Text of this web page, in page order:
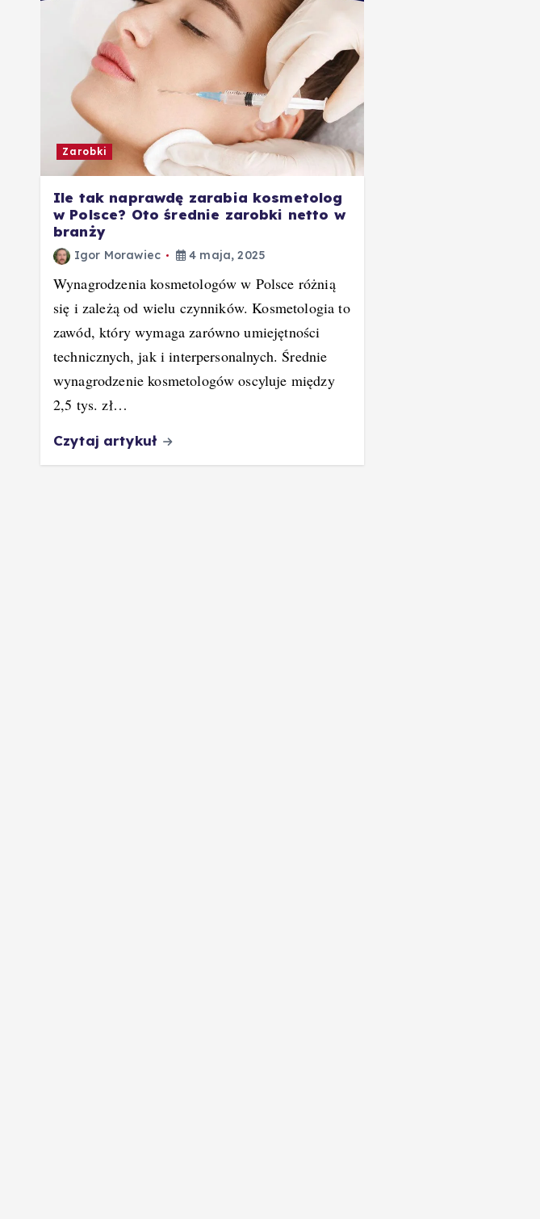
Zarobki
Ile tak naprawdę zarabia kosmetolog
w Polsce? Oto średnie zarobki netto w
branży
Igor Morawiec 4 maja, 2025
Wynagrodzenia kosmetologów w Polsce różnią
się i zależą od wielu czynników. Kosmetologia to
zawód, który wymaga zarówno umiejętności
technicznych, jak i interpersonalnych. Średnie
wynagrodzenie kosmetologów oscyluje między
2,5 tys. zł…
Czytaj artykuł